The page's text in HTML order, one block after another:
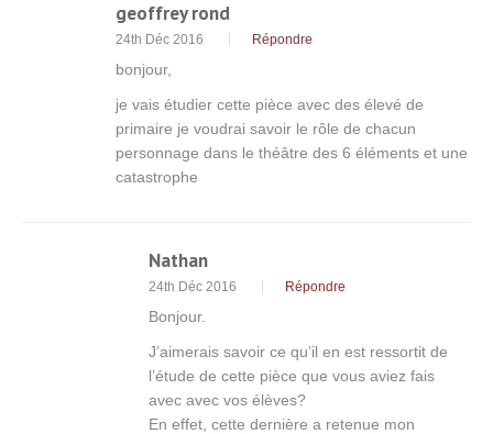
geoffrey rond
24th Déc 2016 Répondre
bonjour,
je vais étudier cette pièce avec des élevé de
primaire je voudrai savoir le rôle de chacun
personnage dans le théâtre des 6 éléments et une
catastrophe
Nathan
24th Déc 2016 Répondre
Bonjour.
J’aimerais savoir ce qu’il en est ressortit de
l’étude de cette pièce que vous aviez fais
avec avec vos élèves?
En effet, cette dernière a retenue mon